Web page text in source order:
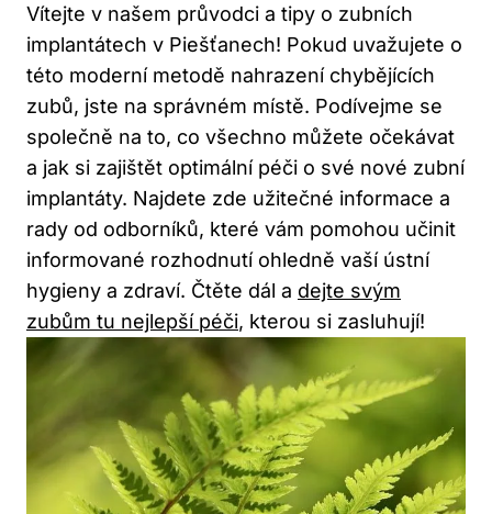
Vítejte v našem průvodci a tipy o zubních
implantátech v Piešťanech! Pokud uvažujete o
této moderní metodě nahrazení chybějících
zubů, jste na správném místě. Podívejme se
společně na to, co všechno můžete očekávat
a jak si zajištět optimální péči o své nové zubní
implantáty. Najdete zde užitečné informace a
rady od odborníků, které vám pomohou učinit
informované rozhodnutí ohledně vaší ústní
hygieny a zdraví. Čtěte dál a dejte svým
zubům tu nejlepší péči, kterou si zasluhují!